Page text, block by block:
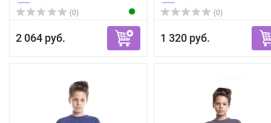
(0)
2 064 руб.
(0)
1 320 руб.